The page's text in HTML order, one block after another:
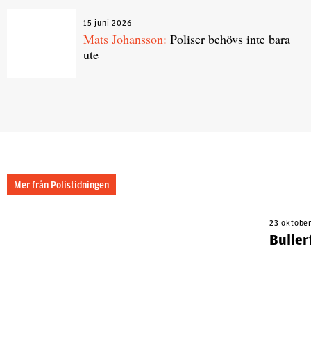
15 juni 2026
Mats Johansson: Poliser behövs inte bara
ute
Mer från Polistidningen
23